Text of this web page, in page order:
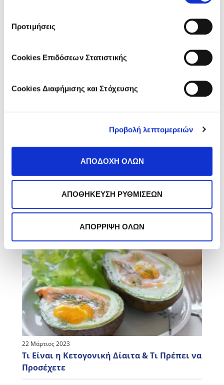
Προτιμήσεις
Cookies Επιδόσεων Στατιστικής
Cookies Διαφήμισης και Στόχευσης
Προβολή λεπτομερειών
ΑΠΟΔΟΧΗ ΟΛΩΝ
ΑΠΟΘΗΚΕΥΣΗ ΡΥΘΜΙΣΕΩΝ
ΑΠΟΡΡΙΨΗ ΟΛΩΝ
Γρήγορο Περπάτημα: Οφέλη Ευεξίας
ΔΙΑΒΑΣΤΕ ΤΟ
22 Μάρτιος 2023
Τι Είναι η Κετογονική Δίαιτα & Τι Πρέπει να
Προσέχετε